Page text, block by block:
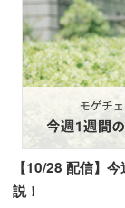
【10/28 配信】
説！